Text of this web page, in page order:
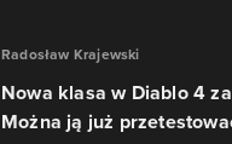
Radosław Krajewski
Nowa klasa w Diablo 4
Można ją już